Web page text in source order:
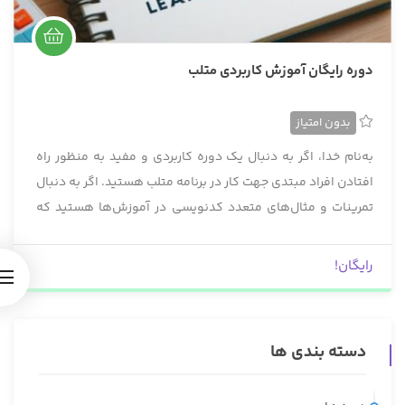
دوره رایگان آموزش کاربردی متلب
بدون امتیاز
به‌نام خدا، اگر به دنبال یک دوره کاربردی و مفید به منظور راه
افتادن افراد مبتدی جهت کار در برنامه متلب هستید. اگر به دنبال
تمرینات و مثال‌های متعدد کدنویسی در آموزش‌ها هستید که
دوره را پیشنهاد میکنیم. این دوره مناسب همه دانشجویان،
محققان و برنامه‌نویسان ناآشنا با متلب است و سطح شما را تا
با شرکت در دوره آموزش کاربردی متلب، کاربران می‌توانند
رایگان!
دسته بندی ها